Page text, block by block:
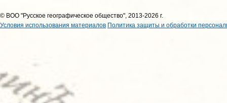
© ВОО "Русское географическое общество", 2013-2026 г.
Условия использования материалов Политика защиты и обработки